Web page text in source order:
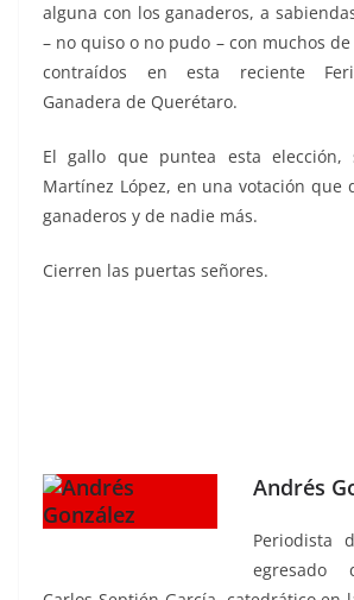
alguna con los ganaderos, a
– no quiso o no pudo – con muchos
contraídos en esta reciente
Ganadera de Querétaro.
El gallo que puntea esta elección,
Martínez López, en una votación que
ganaderos y de nadie más.
Cierren las puertas señores.
Andrés
Periodista
egresado